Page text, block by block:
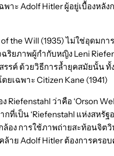
าะ Adolf Hitler ผู้อยู่เบื้องหลั
the Will (1935) ไม่ใช่อุดม
ยภาพผู้กำกับหญิง Leni
รรค์ ด้วยวิธีการล้ำยุคสมัยนั้น
เฉพาะ Citizen Kane (1941)
ว่าคือ ‘Orson
เป็น ‘Riefenstahl แห่งสหรัฐอ
อง การใช้ภาพถ่ายสะท้อนจิต
าย Adolf Hitler ต้องการครอบ